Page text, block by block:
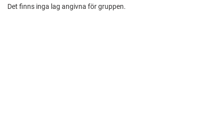
Det finns inga lag angivna för gruppen.